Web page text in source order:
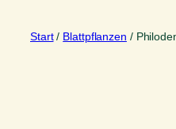
Start/ Blattpflanzen /